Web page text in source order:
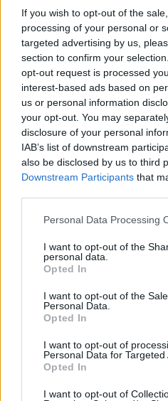
If you wish to opt-out of the
processing of your personal or
targeted advertising by us,
section to confirm your
opt-out request is processed
interest-based ads based on
us or personal information
your opt-out. You may
disclosure of your personal
IAB’s list of downstream
also be disclosed by us to third
Downstream Participants that
Please note that this website/
not limited to your visit or usage
grant or deny consent to
use your data for below
consent section.
Personal Data Processing
I want to opt-out of the
personal data.
Opted In
I want to opt-out of the
Personal Data.
Opted In
I want to opt-out of
Personal Data for Targeted
Opted In
I want to opt-out of
k p
NOTIZIE RECENTI
Incendi, a San
l’inaugurazione
Andrea Mura
partecipazione
Calangianus,
50mila nel resort
Meteo Olbia 7
protagonisti
Test tunnel Olbia:
fine agosto